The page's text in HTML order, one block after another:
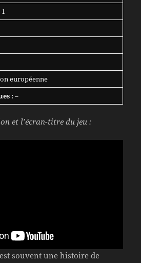
1
européenne
: –
et l’écran-titre du jeu :
souvent une histoire de